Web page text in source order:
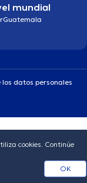
mundial
Guatemala
datos personales
cookies. Continúe
OK